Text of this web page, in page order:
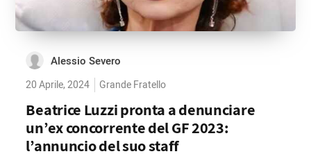
Alessio Severo
20 Aprile, 2024 Grande Fratello
Beatrice Luzzi pronta a denunciare
un’ex concorrente del GF 2023:
l’annuncio del suo staff